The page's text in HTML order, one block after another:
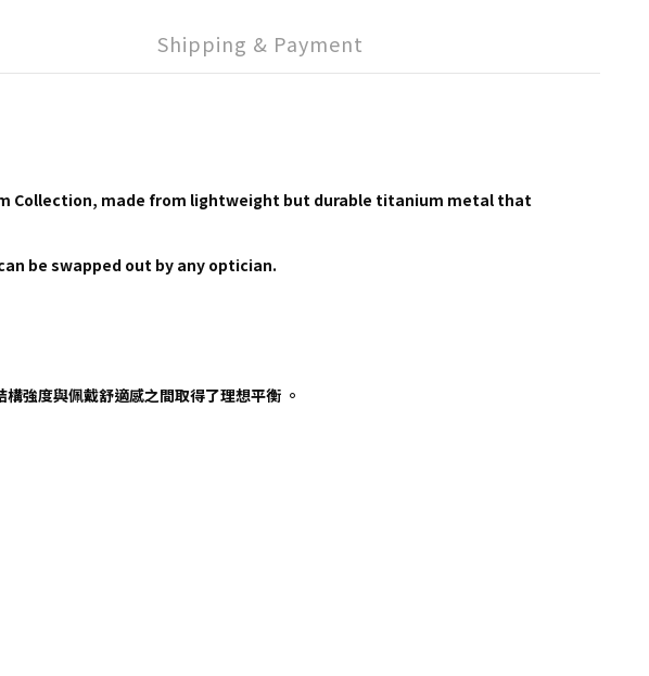
Shipping & Payment
Collection, made from lightweight but durable titanium metal that
be swapped out by any optician.
強度與佩戴舒適感之間取得了理想平衡 。